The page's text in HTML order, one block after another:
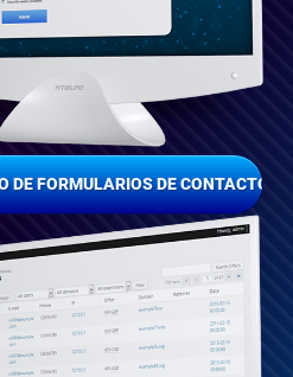
FORMULARIOS DE CONTACTO